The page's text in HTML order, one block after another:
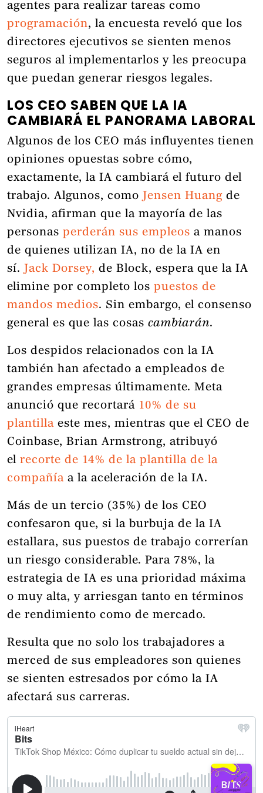
agentes para realizar tareas como
programación, la encuesta reveló que los
directores ejecutivos se sienten menos
seguros al implementarlos y les preocupa
que puedan generar riesgos legales.
LOS CEO SABEN QUE LA IA
CAMBIARÁ EL PANORAMA LABORAL
Algunos de los CEO más influyentes tienen
opiniones opuestas sobre cómo,
exactamente, la IA cambiará el futuro del
trabajo. Algunos, como Jensen Huang de
Nvidia, afirman que la mayoría de las
personas perderán sus empleos a manos
de quienes utilizan IA, no de la IA en
sí.
Jack Dorsey, de Block, espera que la IA
elimine por completo los puestos de
mandos medios. Sin embargo, el consenso
general es que las cosas cambiarán.
Los despidos relacionados con la IA
también han afectado a empleados de
grandes empresas últimamente. Meta
anunció que recortará 10% de su
plantilla este mes, mientras que el CEO de
Coinbase, Brian Armstrong, atribuyó
el recorte de 14% de la plantilla de la
compañía a la aceleración de la IA.
Más de un tercio (35%) de los CEO
confesaron que, si la burbuja de la IA
estallara, sus puestos de trabajo correrían
un riesgo considerable. Para 78%, la
estrategia de IA es una prioridad máxima
o muy alta, y arriesgan tanto en términos
de rendimiento como de mercado.
Resulta que no solo los trabajadores a
merced de sus empleadores son quienes
se sienten estresados ​​por cómo la IA
afectará sus carreras.